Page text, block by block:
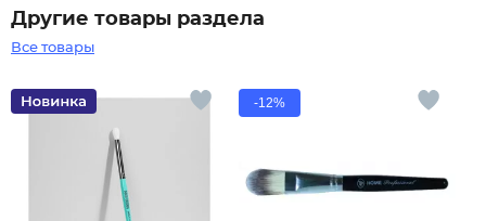
Другие товары раздела
Все товары
-12%